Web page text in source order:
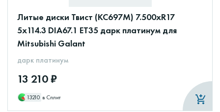
Литые диски Твист (КС697М) 7.500xR17
5x114.3 DIA67.1 ET35 дарк платинум для
Mitsubishi Galant
дарк платинум
13 210 ₽
13210 в Сплит